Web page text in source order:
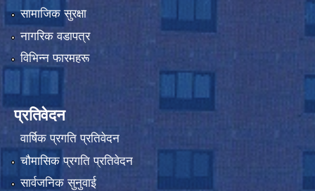
सामाजिक सुरक्षा
नागरिक वडापत्र
विभिन्न फारमहरू
प्रतिवेदन
वार्षिक प्रगति प्रतिवेदन
चौमासिक प्रगति प्रतिवेदन
सार्वजनिक सुनुवाई